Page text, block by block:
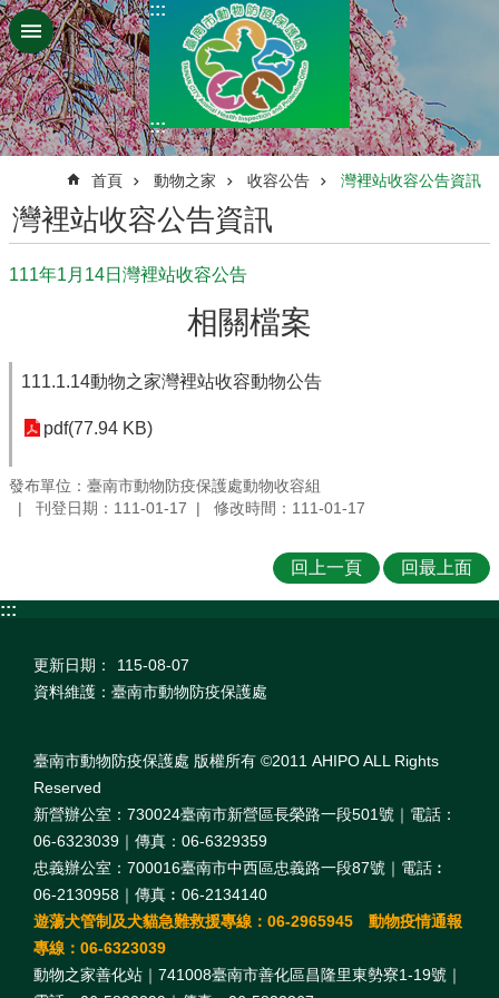
跳到主要內容區塊
:::
:::
首頁 動物之家 收容公告 灣裡站收容公告資訊
灣裡站收容公告資訊
111年1月14日灣裡站收容公告
相關檔案
111.1.14動物之家灣裡站收容動物公告
pdf(77.94 KB)
發布單位：臺南市動物防疫保護處動物收容組
刊登日期：111-01-17
修改時間：111-01-17
回上一頁 回最上面
:::
更新日期：
115-08-07
資料維護：臺南市動物防疫保護處
臺南市動物防疫保護處 版權所有 ©2011 AHIPO ALL Rights
Reserved
新營辦公室：730024臺南市新營區長榮路一段501號｜電話：
06-6323039｜傳真：06-6329359
忠義辦公室：700016臺南市中西區忠義路一段87號｜電話︰
06-2130958｜傳真︰06-2134140
遊蕩犬管制及犬貓急難救援專線：06-2965945 動物疫情通報
專線：06-6323039
動物之家善化站｜741008臺南市善化區昌隆里東勢寮1-19號｜